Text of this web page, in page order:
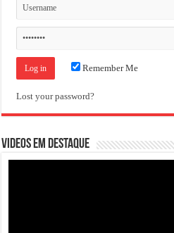
Remember Me
Lost your password?
VIDEOS EM DESTAQUE